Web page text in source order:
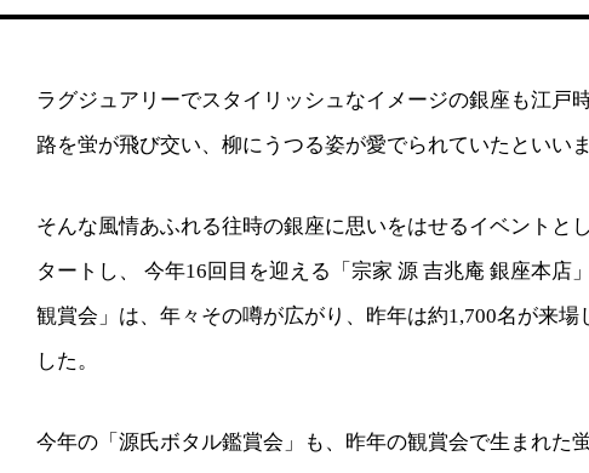
ラグジュアリーでスタイリッシュなイメージの銀座も江戸
路を蛍が飛び交い、柳にうつる姿が愛でられていたといいま
そんな風情あふれる往時の銀座に思いをはせるイベントと
タートし、 今年16回目を迎える「宗家 源 吉兆庵 銀座本店
観賞会」は、年々その噂が広がり、昨年は約1,700名が来
した。
今年の「源氏ボタル鑑賞会」も、昨年の観賞会で生まれた